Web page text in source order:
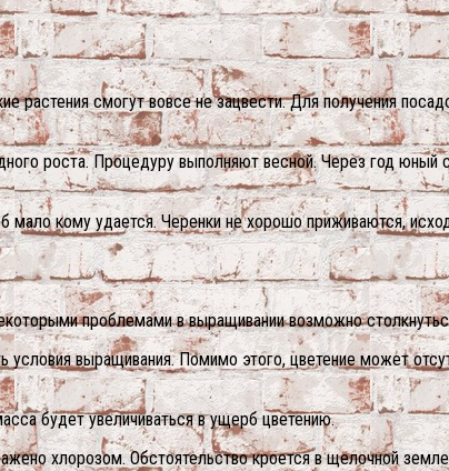
растения смогут вовсе не зацвести. Для получения
роста. Процедуру выполняют весной. Через год юный
мало кому удается. Черенки не хорошо приживаются,
проблемами в выращивании возможно
выращивания. Помимо этого, цветение может
будет увеличиваться в ущерб цветению.
хлорозом. Обстоятельство кроется в щелочной